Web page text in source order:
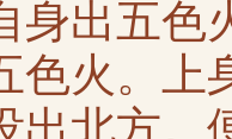
身出五色
色火。上
出北方。